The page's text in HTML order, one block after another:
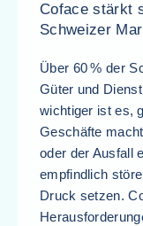
Coface stärkt
Schweizer
Über 60 % der
Güter und
wichtiger ist es,
Geschäfte
oder der Ausfall
empfindlich
Druck setzen.